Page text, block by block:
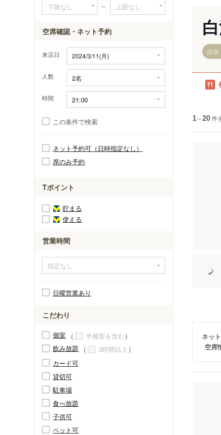
～
空席確認・ネット予約
来店日
人数
時間
この条件で検索
ネット予約可（日時指定なし）
席のみ予約
Tポイント
貯まる
使える
営業時間
日曜営業あり
こだわり
個室
半個室を含む
飲み放題
3時間以上
カード可
貸切可
駐車場
食べ放題
子供可
ペット可
白浜
1～20件
ネッ
空席